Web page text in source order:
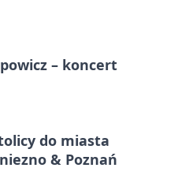
– koncert
do miasta
& Poznań